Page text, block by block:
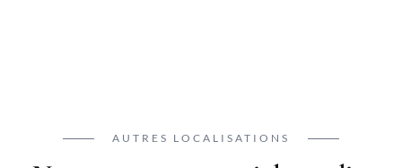
AUTRES LOCALISATIONS